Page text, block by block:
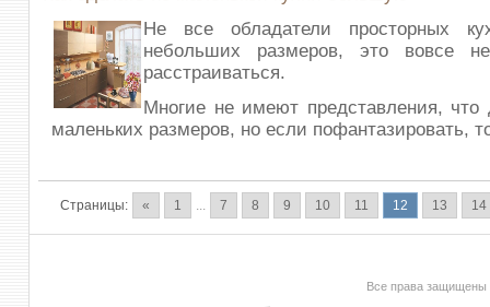
Не все обладатели просторных
небольших размеров, это вовсе
расстраиваться.
Многие не имеют представления, что
маленьких размеров, но если пофантазировать,
Страницы: « 1 ... 7 8 9 10 11 12 13 14
Все права